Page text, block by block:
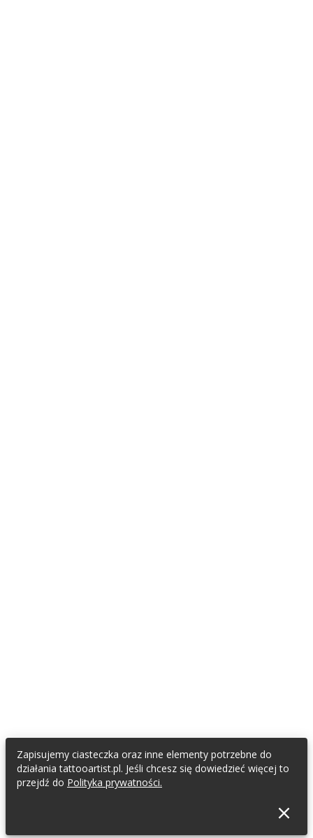
Zapisujemy ciasteczka oraz inne elementy potrzebne do
działania tattooartist.pl. Jeśli chcesz się dowiedzieć więcej to
przejdź do Polityka prywatności.